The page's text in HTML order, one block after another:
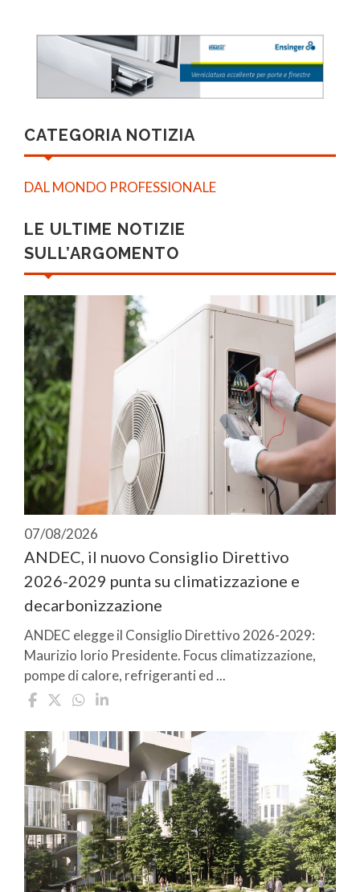
CATEGORIA NOTIZIA
DAL MONDO PROFESSIONALE
LE ULTIME NOTIZIE
SULL’ARGOMENTO
07/08/2026
ANDEC, il nuovo Consiglio Direttivo
2026-2029 punta su climatizzazione e
decarbonizzazione
ANDEC elegge il Consiglio Direttivo 2026-2029:
Maurizio Iorio Presidente. Focus climatizzazione,
pompe di calore, refrigeranti ed ...